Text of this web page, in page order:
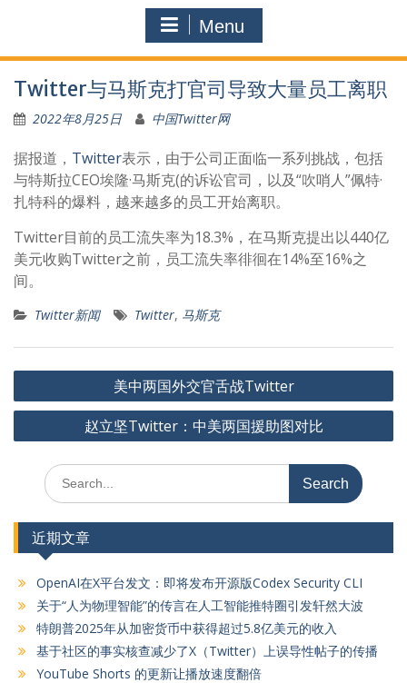
Menu
Twitter与马斯克打官司导致大量员工离职
2022年8月25日 中国Twitter网
据报道， Twitter表示，由于公司正面临一系列挑战，包括
与特斯拉CEO埃隆·马斯克(的诉讼官司，以及“吹哨人”佩特·
扎特科的爆料，越来越多的员工开始离职。
Twitter目前的员工流失率为18.3%，在马斯克提出以440亿
美元收购Twitter之前，员工流失率徘徊在14%至16%之
间。
Twitter新闻 Twitter, 马斯克
文
章
美中两国外交官舌战Twitter
赵立坚Twitter：中美两国援助图对比
Search
for:
近期文章
OpenAI在X平台发文：即将发布开源版Codex Security CLI
关于“人为物理智能”的传言在人工智能推特圈引发轩然大波
特朗普2025年从加密货币中获得超过5.8亿美元的收入
基于社区的事实核查减少了X（Twitter）上误导性帖子的传播
YouTube Shorts 的更新让播放速度翻倍